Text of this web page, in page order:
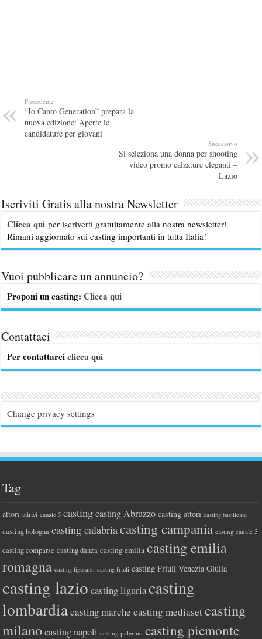
Precedente
“Io Canto Generation” prepara la
nuova edizione: Aperte le
candidature per giovani
Successivo
Si seleziona una donna per shooting
video promo calzature eleganti –
Lazio
Iscriviti Gratis alla nostra Newsletter
Clicca qui per iscriverti gratuitamente alla nostra newsletter!
Rimani aggiornato sui casting importanti in tutta Italia!
Vuoi pubblicare un annuncio?
Proponi un casting:Clicca qui
Contattaci
Per contattarciclicca qui
Change privacy settings
Tag
attori attrici canale 5 casting casting Abruzzo casting attori casting basilicata
casting bologna casting calabriacasting campania casting canale 5
casting comparse casting danza casting emilia casting emilia
romagna casting figuranti casting friuli casting Friuli Venezia Giulia
casting lazio casting liguriacasting
lombardiacasting marche casting mediasetcasting
milano casting napoli casting palermo casting piemonte